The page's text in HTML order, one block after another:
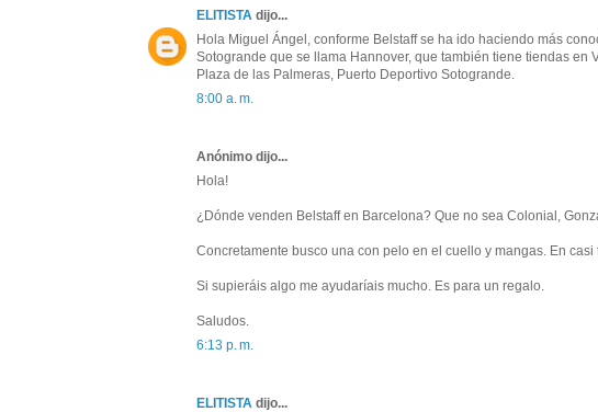
ELITISTA dijo...
Hola Miguel Ángel, conforme Belstaff se ha ido haciendo más
Sotogrande que se llama Hannover, que también tiene tiendas
Plaza de las Palmeras, Puerto Deportivo Sotogrande.
8:00 a. m.
Anónimo dijo...
Hola!
¿Dónde venden Belstaff en Barcelona? Que no sea Colonial,
Concretamente busco una con pelo en el cuello y mangas. En
Si supieráis algo me ayudaríais mucho. Es para un regalo.
Saludos.
6:13 p. m.
ELITISTA dijo...